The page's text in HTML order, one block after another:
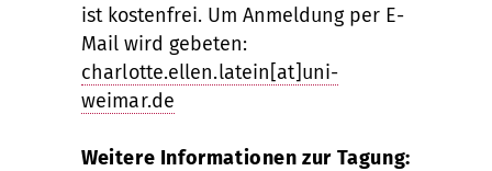
ist kostenfrei. Um Anmeldung per E-
Mail wird gebeten:
charlotte.ellen.latein[at]uni-
weimar.de
Weitere Informationen zur Tagung: